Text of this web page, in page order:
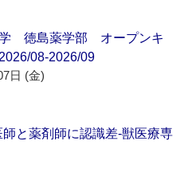
学 徳島薬学部 オープンキ
08-2026/09
日 (金)
と薬剤師に認識差‐獣医療専